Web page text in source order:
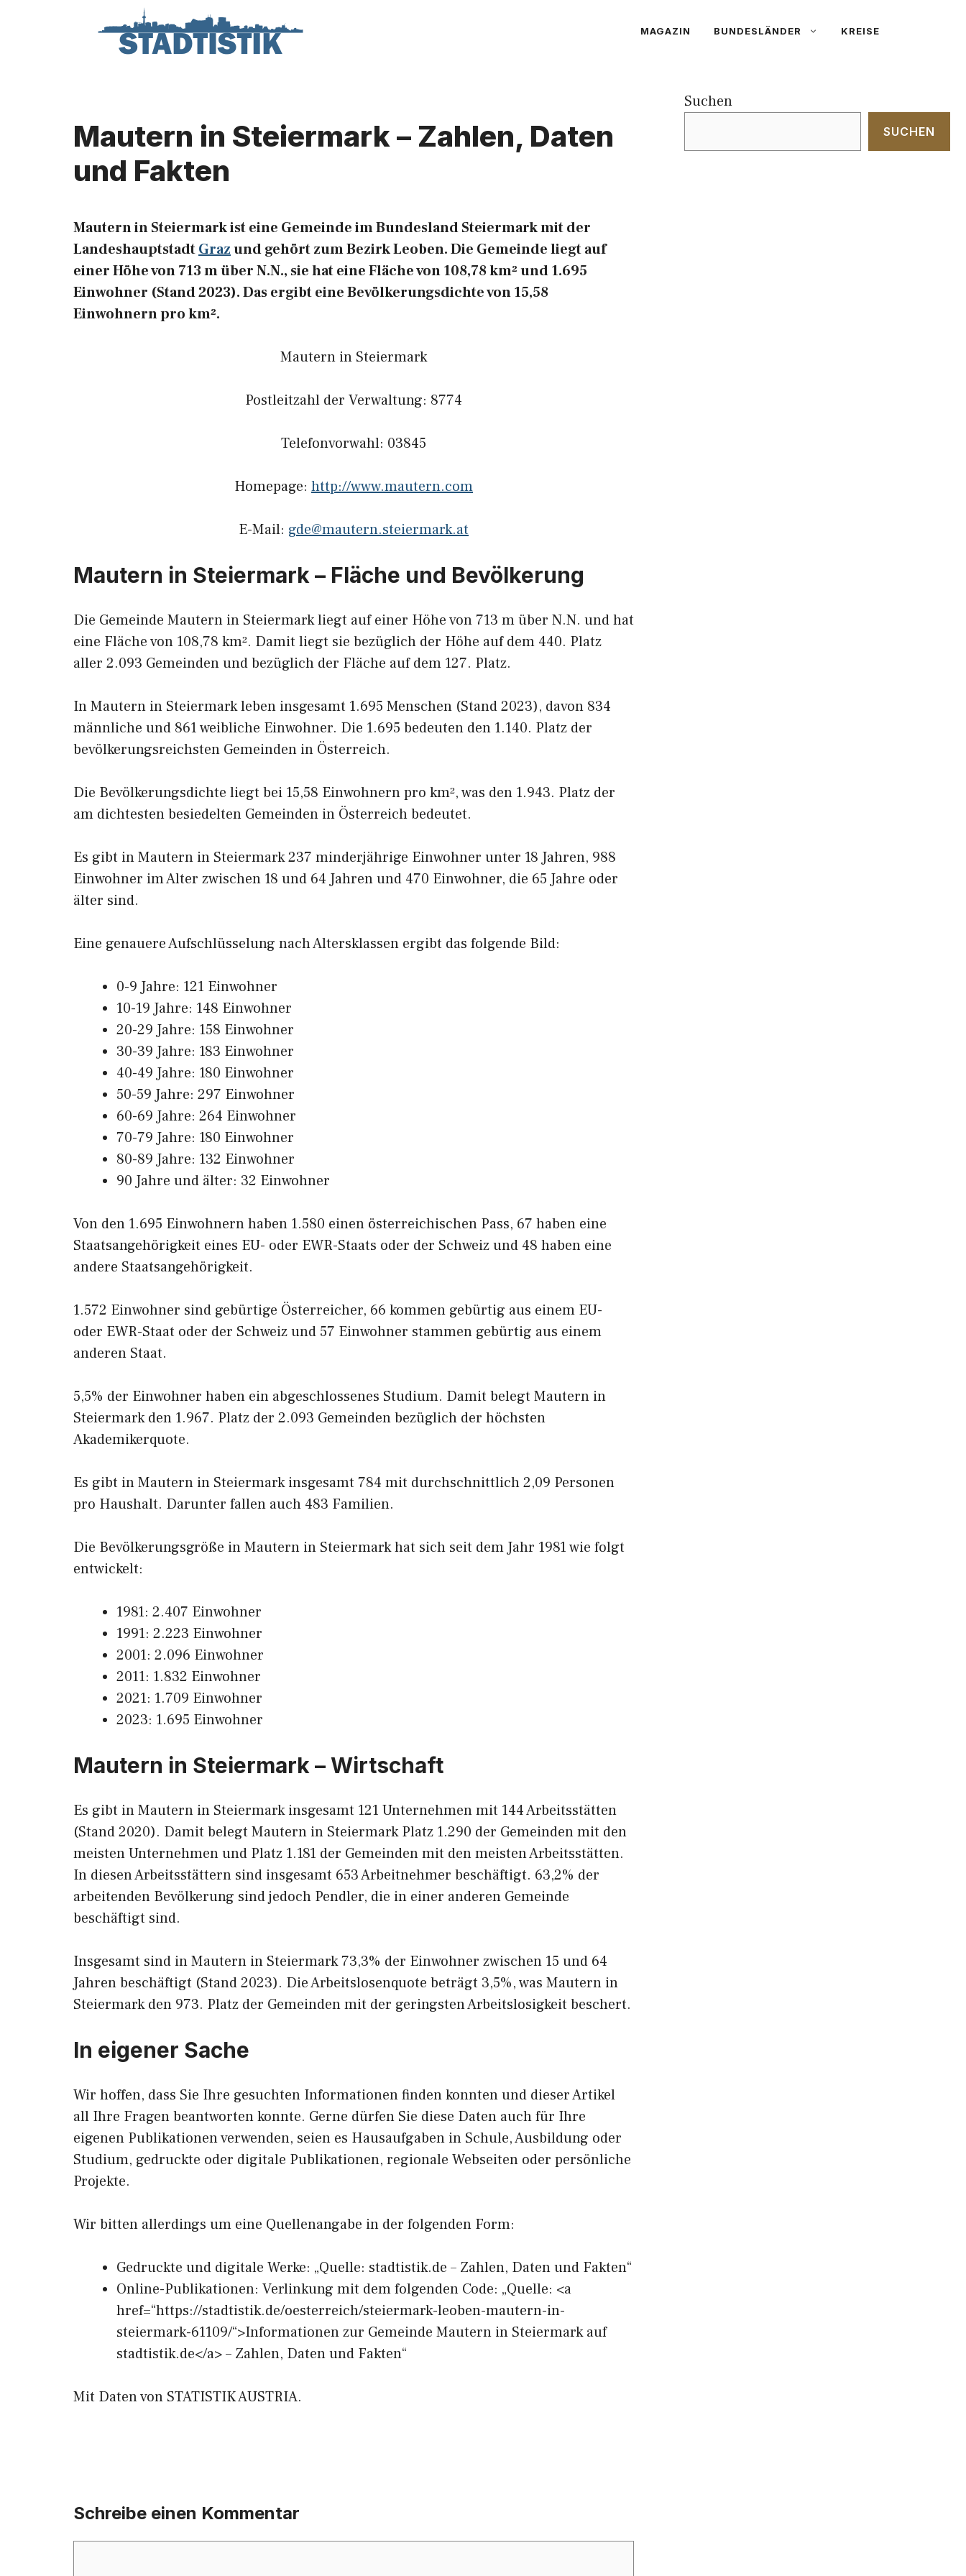
MAGAZIN BUNDESLÄNDER KREISE
Mautern in Steiermark – Zahlen, Daten
und Fakten
Mautern in Steiermark ist eine Gemeinde im Bundesland Steiermark mit der
LandeshauptstadtGrazund gehört zum Bezirk Leoben. Die Gemeinde liegt auf
einer Höhe von 713 m über N.N., sie hat eine Fläche von 108,78 km² und 1.695
Einwohner (Stand 2023). Das ergibt eine Bevölkerungsdichte von 15,58
Einwohnern pro km².
Mautern in Steiermark
Postleitzahl der Verwaltung: 8774
Telefonvorwahl: 03845
Homepage: http://www.mautern.com
E-Mail: gde@mautern.steiermark.at
Mautern in Steiermark – Fläche und Bevölkerung
Die Gemeinde Mautern in Steiermark liegt auf einer Höhe von 713 m über N.N. und hat
eine Fläche von 108,78 km². Damit liegt sie bezüglich der Höhe auf dem 440. Platz
aller 2.093 Gemeinden und bezüglich der Fläche auf dem 127. Platz.
In Mautern in Steiermark leben insgesamt 1.695 Menschen (Stand 2023), davon 834
männliche und 861 weibliche Einwohner. Die 1.695 bedeuten den 1.140. Platz der
bevölkerungsreichsten Gemeinden in Österreich.
Die Bevölkerungsdichte liegt bei 15,58 Einwohnern pro km², was den 1.943. Platz der
am dichtesten besiedelten Gemeinden in Österreich bedeutet.
Es gibt in Mautern in Steiermark 237 minderjährige Einwohner unter 18 Jahren, 988
Einwohner im Alter zwischen 18 und 64 Jahren und 470 Einwohner, die 65 Jahre oder
älter sind.
Eine genauere Aufschlüsselung nach Altersklassen ergibt das folgende Bild:
0-9 Jahre: 121 Einwohner
10-19 Jahre: 148 Einwohner
20-29 Jahre: 158 Einwohner
30-39 Jahre: 183 Einwohner
40-49 Jahre: 180 Einwohner
50-59 Jahre: 297 Einwohner
60-69 Jahre: 264 Einwohner
70-79 Jahre: 180 Einwohner
80-89 Jahre: 132 Einwohner
90 Jahre und älter: 32 Einwohner
Von den 1.695 Einwohnern haben 1.580 einen österreichischen Pass, 67 haben eine
Staatsangehörigkeit eines EU- oder EWR-Staats oder der Schweiz und 48 haben eine
andere Staatsangehörigkeit.
1.572 Einwohner sind gebürtige Österreicher, 66 kommen gebürtig aus einem EU-
oder EWR-Staat oder der Schweiz und 57 Einwohner stammen gebürtig aus einem
anderen Staat.
5,5% der Einwohner haben ein abgeschlossenes Studium. Damit belegt Mautern in
Steiermark den 1.967. Platz der 2.093 Gemeinden bezüglich der höchsten
Akademikerquote.
Es gibt in Mautern in Steiermark insgesamt 784 mit durchschnittlich 2,09 Personen
pro Haushalt. Darunter fallen auch 483 Familien.
Die Bevölkerungsgröße in Mautern in Steiermark hat sich seit dem Jahr 1981 wie folgt
entwickelt:
1981: 2.407 Einwohner
1991: 2.223 Einwohner
2001: 2.096 Einwohner
2011: 1.832 Einwohner
2021: 1.709 Einwohner
2023: 1.695 Einwohner
Mautern in Steiermark – Wirtschaft
Es gibt in Mautern in Steiermark insgesamt 121 Unternehmen mit 144 Arbeitsstätten
(Stand 2020). Damit belegt Mautern in Steiermark Platz 1.290 der Gemeinden mit den
meisten Unternehmen und Platz 1.181 der Gemeinden mit den meisten Arbeitsstätten.
In diesen Arbeitsstättern sind insgesamt 653 Arbeitnehmer beschäftigt. 63,2% der
arbeitenden Bevölkerung sind jedoch Pendler, die in einer anderen Gemeinde
beschäftigt sind.
Insgesamt sind in Mautern in Steiermark 73,3% der Einwohner zwischen 15 und 64
Jahren beschäftigt (Stand 2023). Die Arbeitslosenquote beträgt 3,5%, was Mautern in
Steiermark den 973. Platz der Gemeinden mit der geringsten Arbeitslosigkeit beschert.
In eigener Sache
Wir hoffen, dass Sie Ihre gesuchten Informationen finden konnten und dieser Artikel
all Ihre Fragen beantworten konnte. Gerne dürfen Sie diese Daten auch für Ihre
eigenen Publikationen verwenden, seien es Hausaufgaben in Schule, Ausbildung oder
Studium, gedruckte oder digitale Publikationen, regionale Webseiten oder persönliche
Projekte.
Wir bitten allerdings um eine Quellenangabe in der folgenden Form:
Gedruckte und digitale Werke: „Quelle: stadtistik.de – Zahlen, Daten und Fakten“
Online-Publikationen: Verlinkung mit dem folgenden Code: „Quelle: <a
href=“https://stadtistik.de/oesterreich/steiermark-leoben-mautern-in-
steiermark-61109/“>Informationen zur Gemeinde Mautern in Steiermark auf
stadtistik.de</a> – Zahlen, Daten und Fakten“
Mit Daten von STATISTIK AUSTRIA.
Schreibe einen Kommentar
Suchen
SUCHEN